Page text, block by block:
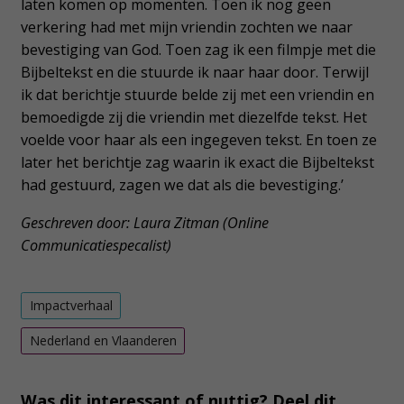
laten komen op momenten. Toen ik nog geen
verkering had met mijn vriendin zochten we naar
bevestiging van God. Toen zag ik een filmpje met die
Bijbeltekst en die stuurde ik naar haar door. Terwijl
ik dat berichtje stuurde belde zij met een vriendin en
bemoedigde zij die vriendin met diezelfde tekst. Het
voelde voor haar als een ingegeven tekst. En toen ze
later het berichtje zag waarin ik exact die Bijbeltekst
had gestuurd, zagen we dat als die bevestiging.’
Geschreven door: Laura Zitman (Online
Communicatiespecalist)
Impactverhaal
Nederland en Vlaanderen